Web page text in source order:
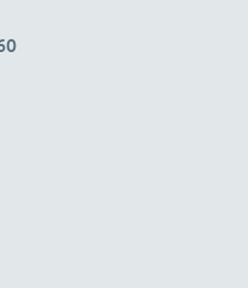
om samen
In
de klant
ons de